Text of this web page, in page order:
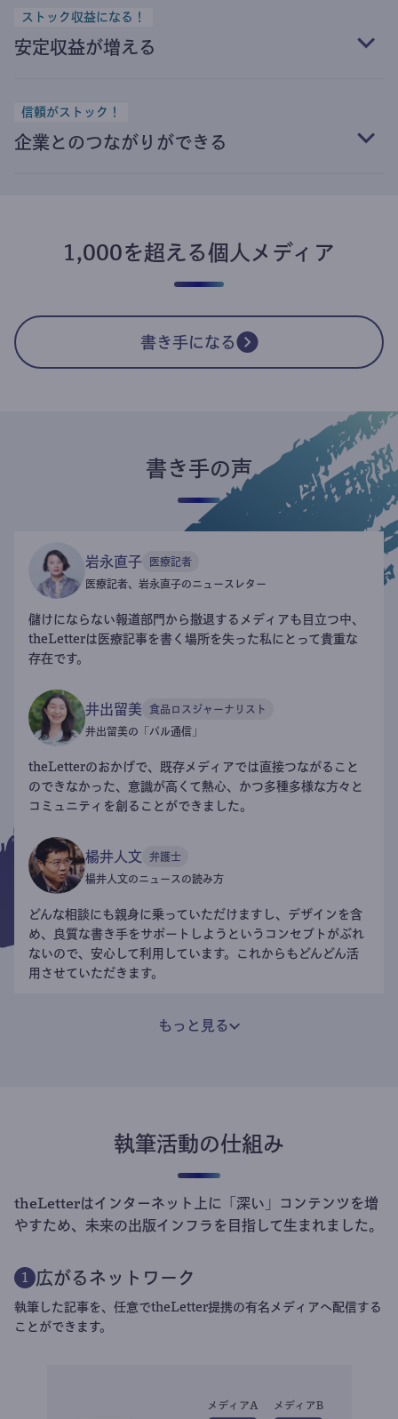
ストック収益になる！
安定収益が増える
信頼がストック！
企業とのつながりができる
1,000を超える個人メディア
書き手になる
書き手の声
岩永直子 医療記者
医療記者、岩永直子のニュースレター
儲けにならない報道部門から撤退するメディアも目立つ中、
theLetterは医療記事を書く場所を失った私にとって貴重な
存在です。
井出留美 食品ロスジャーナリスト
井出留美の「パル通信」
theLetterのおかげで、既存メディアでは直接つながること
のできなかった、意識が高くて熱心、かつ多種多様な方々と
コミュニティを創ることができました。
楊井人文 弁護士
楊井人文のニュースの読み方
どんな相談にも親身に乗っていただけますし、デザインを含
め、良質な書き手をサポートしようというコンセプトがぶれ
ないので、安心して利用しています。これからもどんどん活
用させていただきます。
もっと見る
執筆活動の仕組み
theLetterはインターネット上に「深い」コンテンツを増
やすため、未来の出版インフラを目指して生まれました。
1 広がるネットワーク
執筆した記事を、任意でtheLetter提携の有名メディアへ配信する
ことができます。